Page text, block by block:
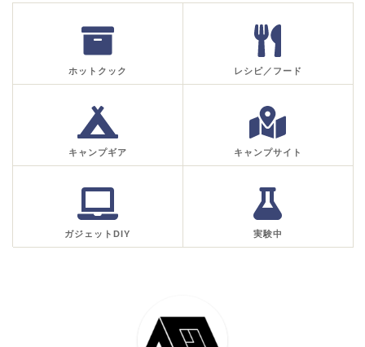
ホットクック レシピ／フード
キャンプギア キャンプサイト
ガジェットDIY 実験中